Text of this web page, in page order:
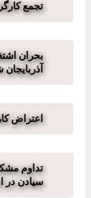
تجمع
بحران
اعتراض
تداوم
سیادن در